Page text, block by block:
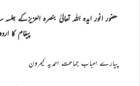
پیغام کا
پیارے احباب جماعت احمدیہ کیمرون